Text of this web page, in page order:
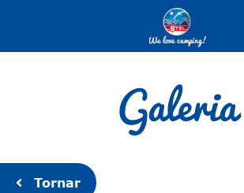
We love camping!
Galeria
Tornar